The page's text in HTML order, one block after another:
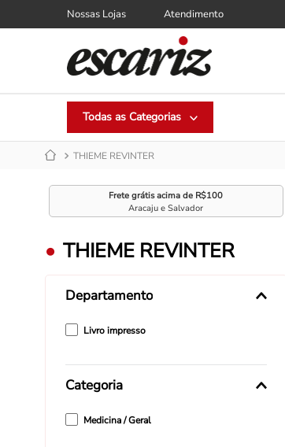
Nossas Lojas Atendimento
THIEME REVINTER
Frete grátis acima de R$100
Aracaju e Salvador
THIEME REVINTER
Departamento
Livro impresso
Categoria
Medicina / Geral